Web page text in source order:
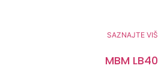
SAZNAJTE
MBM